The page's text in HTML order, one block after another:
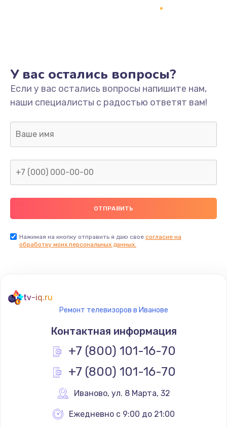
Не включается
1400 руб.
Заказать
Нет звука
800 руб.
Не видит флешку
400 руб.
Заказать
900 руб.
Заказать
900 руб.
Заказать
У вас остались вопросы?
Если у вас остались вопросы напишите нам,
наши специалисты с радостью ответят вам!
Нажимая на кнопку отправить я даю свое согласие на
обработку моих персональных данных.
tv-iq.ru
Ремонт телевизоров в Иванове
Контактная информация
+7 (800) 101-16-70
+7 (800) 101-16-70
Иваново, ул. 8 Марта, 32
Ежедневно с 9:00 до 21:00